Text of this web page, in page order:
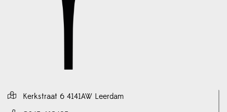
Kerkstraat 6 4141AW Leerdam